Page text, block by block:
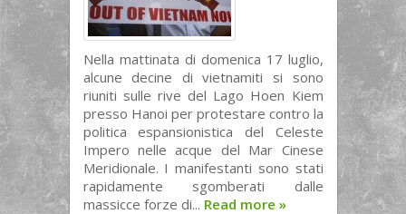
Nella mattinata di domenica 17 luglio,
alcune decine di vietnamiti si sono
riuniti sulle rive del Lago Hoen Kiem
presso Hanoi per protestare contro la
politica espansionistica del Celeste
Impero nelle acque del Mar Cinese
Meridionale. I manifestanti sono stati
rapidamente sgomberati dalle
massicce forze di... Read more »